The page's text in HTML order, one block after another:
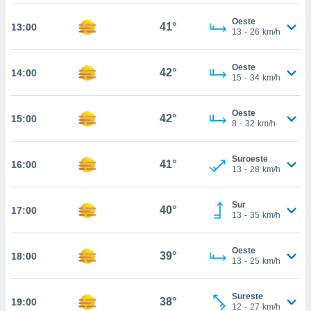
En
de que
el sitio
para
o
aunque
no
acceder a
abono
13:00 41°
Oeste
13 - 26 km/h
14:00 42°
Oeste
15 - 34 km/h
15:00 42°
Oeste
8 - 32 km/h
16:00 41°
Suroeste
13 - 28 km/h
17:00 40°
Sur
13 - 35 km/h
18:00 39°
Oeste
13 - 25 km/h
19:00 38°
Sureste
12 - 27 km/h